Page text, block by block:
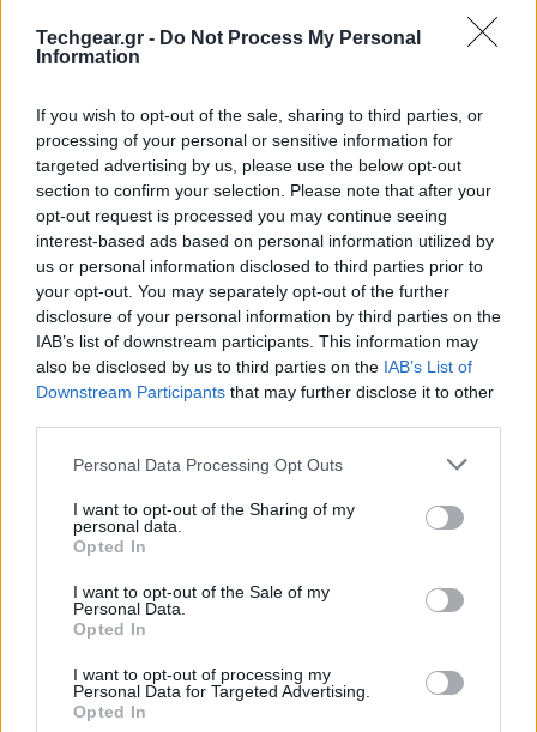
Techgear.gr - Do Not Process My Personal
Information
If you wish to opt-out of the sale, sharing to third parties, or
processing of your personal or sensitive information for
targeted advertising by us, please use the below opt-out
section to confirm your selection. Please note that after your
opt-out request is processed you may continue seeing
interest-based ads based on personal information utilized by
us or personal information disclosed to third parties prior to
your opt-out. You may separately opt-out of the further
disclosure of your personal information by third parties on the
IAB’s list of downstream participants. This information may
also be disclosed by us to third parties on the IAB’s List of
Downstream Participants that may further disclose it to other
Please note that this website/app uses one or more Google
not limited to your visit or usage behaviour. You may click to
grant or deny consent to Google and its third-party tags to
use your data for below specified purposes in below Google
consent section.
Personal Data Processing Opt Outs
I want to opt-out of the Sharing of my
personal data.
Opted In
I want to opt-out of the Sale of my
Personal Data.
Opted In
I want to opt-out of processing my
Personal Data for Targeted Advertising.
Opted In
χρόνος» σε φωτόνια!
Technology
Τέλος το Google Assistant στα Android
smartphones από τον Σεπτέμβριο
#Gemini